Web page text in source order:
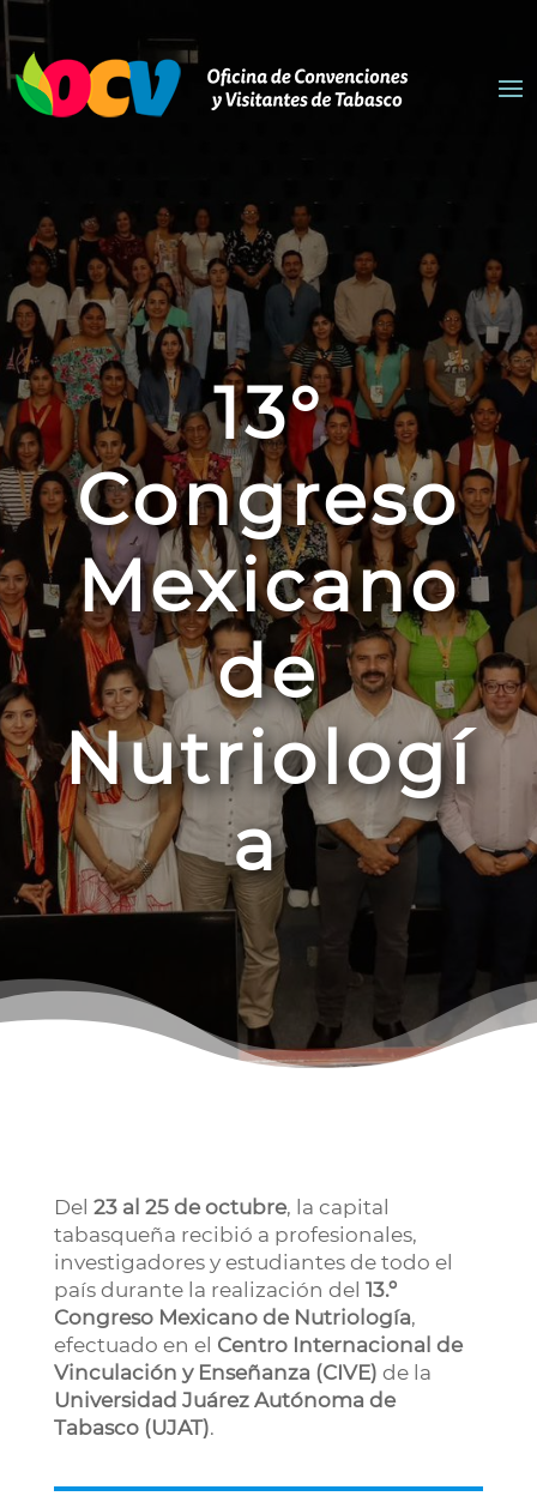
13°
Congreso
Mexicano
de
Nutriologí
a
Del 23 al 25 de octubre, la capital
tabasqueña recibió a profesionales,
investigadores y estudiantes de todo el
país durante la realización del 13.º
Congreso Mexicano de Nutriología,
efectuado en el Centro Internacional de
Vinculación y Enseñanza (CIVE) de la
Universidad Juárez Autónoma de
Tabasco (UJAT).